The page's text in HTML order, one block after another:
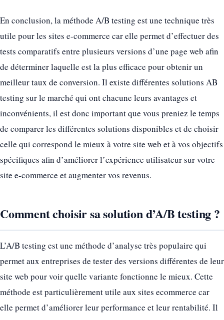
En conclusion, la méthode A/B testing est une technique très
utile pour les sites e-commerce car elle permet d’effectuer des
tests comparatifs entre plusieurs versions d’une page web afin
de déterminer laquelle est la plus efficace pour obtenir un
meilleur taux de conversion. Il existe différentes solutions AB
testing sur le marché qui ont chacune leurs avantages et
inconvénients, il est donc important que vous preniez le temps
de comparer les différentes solutions disponibles et de choisir
celle qui correspond le mieux à votre site web et à vos objectifs
spécifiques afin d’améliorer l’expérience utilisateur sur votre
site e-commerce et augmenter vos revenus.
Comment choisir sa solution d’A/B testing ?
L’A/B testing est une méthode d’analyse très populaire qui
permet aux entreprises de tester des versions différentes de leur
site web pour voir quelle variante fonctionne le mieux. Cette
méthode est particulièrement utile aux sites ecommerce car
elle permet d’améliorer leur performance et leur rentabilité. Il